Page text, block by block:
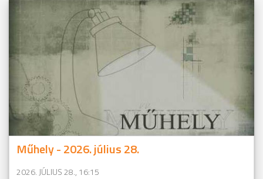
Műhely - 2026. július 28.
2026. JÚLIUS 28., 16:15